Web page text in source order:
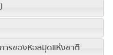
การของหอสมุดแห่งชาติ